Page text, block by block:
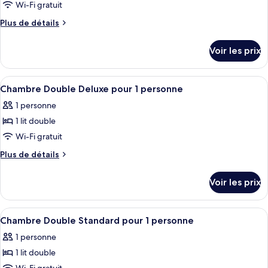
chambre :
chambre
Wi-Fi gratuit
Plus de détails
Plus
le
type
de
Suite,
Voir les prix
Afficher
toutes
les
photos
pour
ce
chambre :
Chambre
Double
Deluxe
pour
Une chambre d’hôtel avec un grand
2
Chambre Double Deluxe pour 1 personne
1 personne
1 lit double
Wi-Fi gratuit
Plus de détails
Plus
le
type
de
Chambre
Double
Voir les prix
Afficher
toutes
les
photos
Une chambre d’hôtel avec un
2
Chambre Double Standard pour 1 personne
1 personne
1 lit double